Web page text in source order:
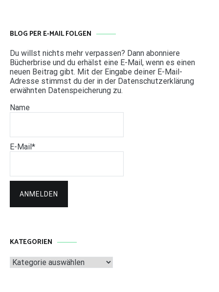
BLOG PER E-MAIL FOLGEN
Du willst nichts mehr verpassen? Dann abonniere
Bücherbrise und du erhälst eine E-Mail, wenn es einen
neuen Beitrag gibt. Mit der Eingabe deiner E-Mail-
Adresse stimmst du der in der Datenschutzerklärung
erwähnten Datenspeicherung zu.
Name
E-Mail*
KATEGORIEN
Kategorien